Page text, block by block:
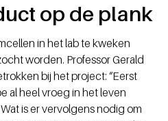
op de plank
in het lab te kweken
worden. Professor Gerald
bij het project: “Eerst
al heel vroeg in het leven
is er vervolgens nodig om